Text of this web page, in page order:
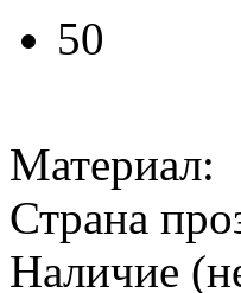
50
Страна
Наличие